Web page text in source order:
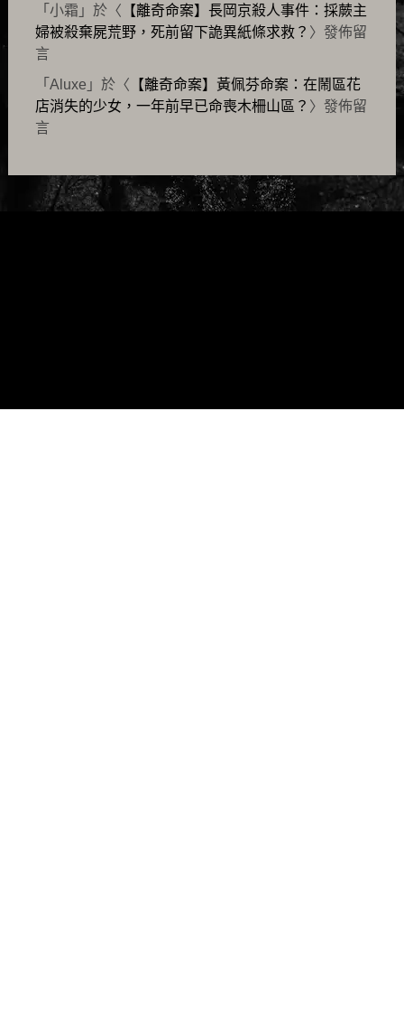
「 小霜 」於〈 【離奇命案】長岡京殺人事件：採蕨主
婦被殺棄屍荒野，死前留下詭異紙條求救？ 〉發佈留
言
「 Aluxe 」於〈 【離奇命案】黃佩芬命案：在鬧區花
店消失的少女，一年前早已命喪木柵山區？ 〉發佈留
言